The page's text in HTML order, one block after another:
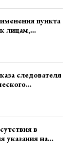
пункта
лицам,
следователя
с
в
указания на
сторон